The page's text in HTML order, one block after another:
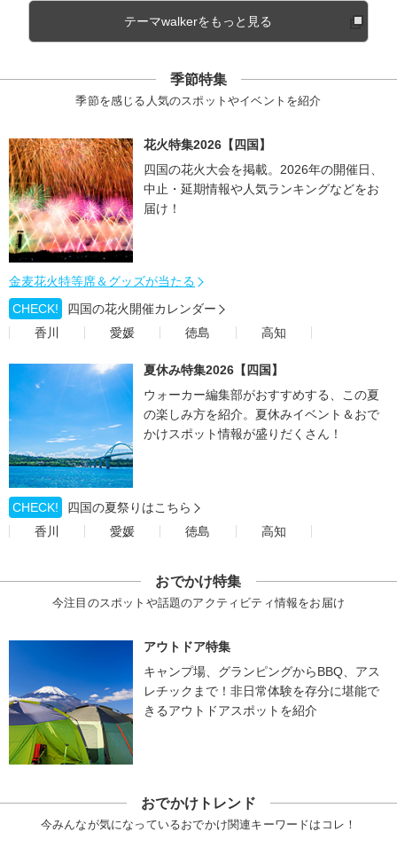
テーマwalkerをもっと見る
季節特集
季節を感じる人気のスポットやイベントを紹介
花火特集2026【四国】
四国の花火大会を掲載。2026年の開催日、
中止・延期情報や人気ランキングなどをお
届け！
金麦花火特等席＆グッズが当たる
CHECK!
四国の花火開催カレンダー
香川
愛媛 徳島 高知
夏休み特集2026【四国】
ウォーカー編集部がおすすめする、この夏
の楽しみ方を紹介。夏休みイベント＆おで
かけスポット情報が盛りだくさん！
CHECK!
四国の夏祭りはこちら
香川
愛媛 徳島 高知
おでかけ特集
今注目のスポットや話題のアクティビティ情報をお届け
アウトドア特集
キャンプ場、グランピングからBBQ、アス
レチックまで！非日常体験を存分に堪能で
きるアウトドアスポットを紹介
おでかけトレンド
今みんなが気になっているおでかけ関連キーワードはコレ！